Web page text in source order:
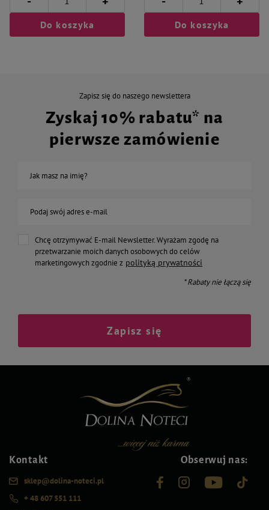
Do koszyka Do koszyka
Zapisz się do naszego newslettera
Zyskaj 10% rabatu* na
pierwsze zamówienie
Jak masz na imię?
Podaj swój adres e-mail
Chcę otrzymywać E-mail Newsletter. Wyrażam zgodę na
przetwarzanie moich danych osobowych do celów
marketingowych zgodnie z polityką prywatności
* Rabaty nie łączą się
Zapisz się
Kontakt
sklep@dolina-noteci.pl
+ 48 607 551 111
Obserwuj nas: